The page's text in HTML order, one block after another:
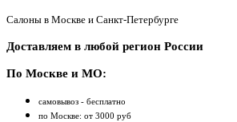
Салоны в Москве и Санкт-Петербурге
Доставляем в любой регион России
По Москве и МО:
самовывоз - бесплатно
по Москве: от 3000 руб